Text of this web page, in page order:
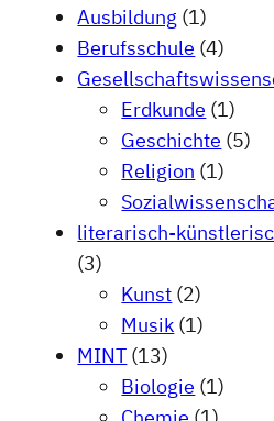
Ausbildung (1)
Berufsschule (4)
Erdkunde (1)
Geschichte (5)
Religion (1)
literarisch-
(3)
Kunst (2)
Musik (1)
MINT (13)
Biologie (1)